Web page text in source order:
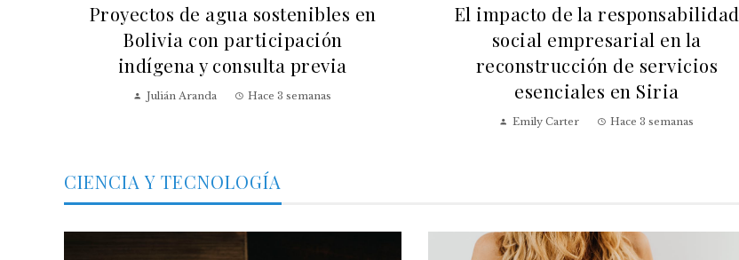
Proyectos de agua sostenibles en
Bolivia con participación
indígena y consulta previa
Julián Aranda Hace 3 semanas
El impacto de la responsabilidad
social empresarial en la
reconstrucción de servicios
esenciales en Siria
Emily Carter Hace 3 semanas
CIENCIA Y TECNOLOGÍA